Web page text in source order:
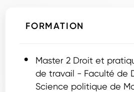
FORMATION
Master 2 Droit et
de travail - Faculté de
Science politique de